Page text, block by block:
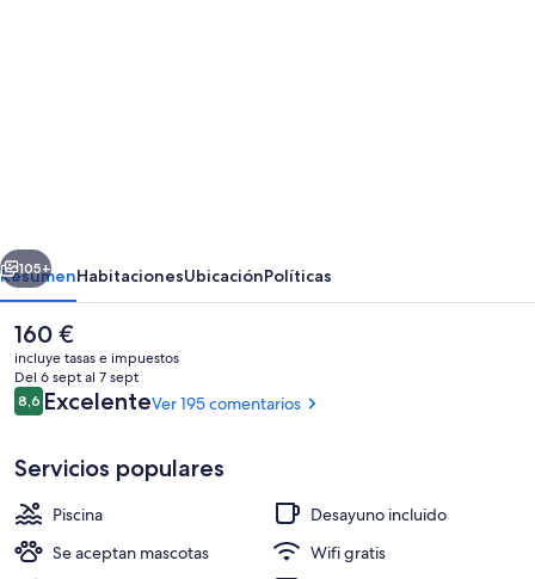
Seleqtta
Suite Royal, 2 habitaciones, bañera
Siguiente
105+
ResumenHabitacionesUbicaciónPolíticas
El
precio
actual
es
de
160 €
incluye tasas e impuestos
Del 6 sept al 7 sept
Comentarios
8,68,6 de 10
ExcelenteVer 195 comentarios
Servicios populares
Piscina
Desayuno incluido
Se aceptan mascotas
Wifi gratis